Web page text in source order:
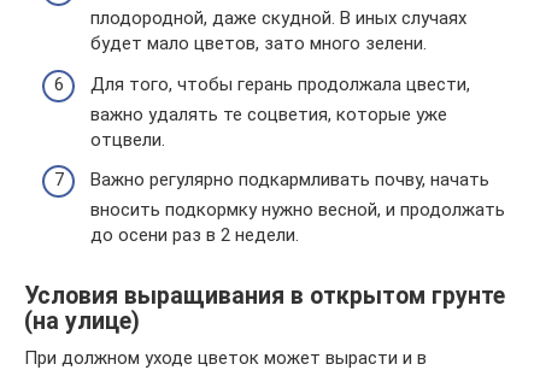
плодородной, даже скудной. В иных случаях
будет мало цветов, зато много зелени.
Для того, чтобы герань продолжала цвести,
важно удалять те соцветия, которые уже
отцвели.
Важно регулярно подкармливать почву, начать
вносить подкормку нужно весной, и продолжать
до осени раз в 2 недели.
Условия выращивания в открытом грунте
(на улице)
При должном уходе цветок может вырасти и в